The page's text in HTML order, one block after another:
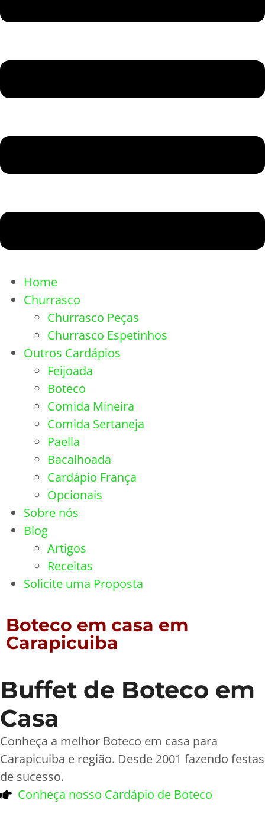
Home
Churrasco
Churrasco Peças
Churrasco Espetinhos
Outros Cardápios
Feijoada
Boteco
Comida Mineira
Comida Sertaneja
Paella
Bacalhoada
Cardápio França
Opcionais
Sobre nós
Blog
Artigos
Receitas
Solicite uma Proposta
Boteco em casa em
Carapicuiba
Buffet de Boteco em
Casa
Conheça a melhor Boteco em casa para
Carapicuiba e região. Desde 2001 fazendo festas
de sucesso.
Conheça nosso Cardápio de Boteco